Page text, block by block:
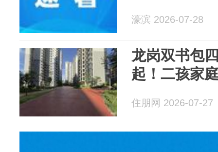
濠滨 2026-07-28
龙岗双书包
起！二孩家
住朋网 2026-07-27